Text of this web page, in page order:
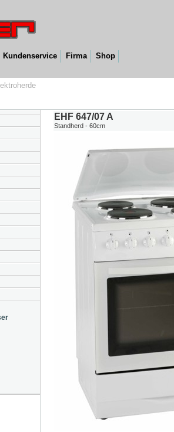
Kundenservice Firma Shop
EHF 647/07 A
Standherd - 60cm